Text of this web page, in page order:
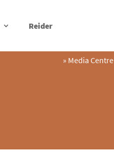
Reider
» Media Centre